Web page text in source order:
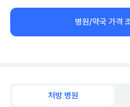
병원/약국 가격
처방 병원